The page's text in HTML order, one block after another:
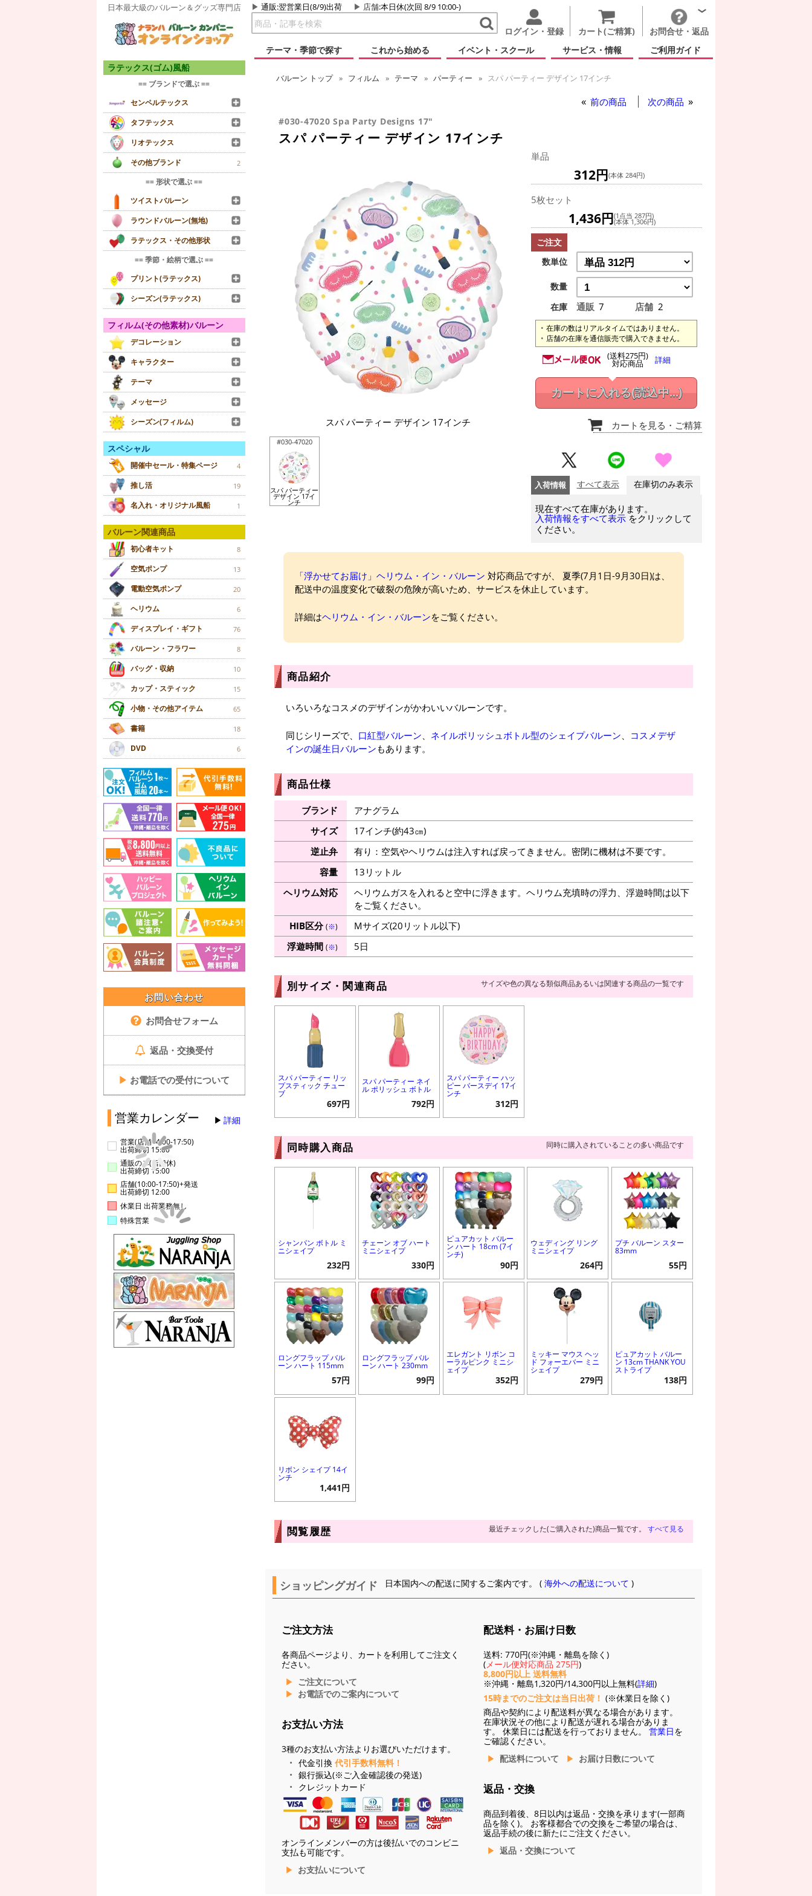
日本最大級のバルーン＆グッズ専門店 通販:翌営業日(8/9)出荷 店舗:本日休(次回 8/9 10:00-)
ログイン・登録 カート(ご精算)
お問合せ・返品
テーマ・季節で探す
これから始める イベント・スクール サービス・情報 ご利用ガイド
ラテックス(ゴム)風船
== ブランドで選ぶ ==
センペルテックス
タフテックス
リオテックス
その他ブランド
2
== 形状で選ぶ ==
ツイストバルーン
ラウンドバルーン(無地)
ラテックス・その他形状
== 季節・絵柄で選ぶ ==
プリント(ラテックス)
シーズン(ラテックス)
フィルム(その他素材)バルーン
デコレーション
キャラクター
テーマ
メッセージ
シーズン(フィルム)
スペシャル
開催中セール・特集ページ 4
推し活 19
名入れ・オリジナル風船 1
バルーン関連商品
初心者キット 8
空気ポンプ 13
電動空気ポンプ 20
ヘリウム 6
ディスプレイ・ギフト 76
バルーン・フラワー 8
バッグ・収納 10
カップ・スティック 15
小物・その他アイテム 65
書籍 18
DVD 6
お問い合わせ
お問合せフォーム
返品・交換受付
▶ お電話での受付について
営業カレンダー 詳細
営業(店舗14:00-17:50)
出荷締切 15:00
通販のみ(店舗休)
出荷締切 15:00
店舗(10:00-17:50)+発送
出荷締切 12:00
休業日 出荷業務無し
特殊営業
バルーン トップ フィルム テーマ パーティー スパ パーティー デザイン 17インチ
前の商品 次の商品
#030-47020 Spa Party Designs 17"
スパ パーティー デザイン 17インチ
スパ パーティー デザイン 17インチ
#030-47020
スパ パーティー
デザイン 17イ
ンチ
単品
312円(本体 284円)
5枚セット
1,436円(1点当 287円)
(本体 1,306円)
ご注文
数単位
数量
在庫
通販 7 店舗 2
在庫の数はリアルタイムではありません。
店舗の在庫を通信販売で購入できません。
(送料275円)
対応商品 詳細
カートに入れる(読込中...)
カートを見る ・ご精算
入荷情報 すべて表示 在庫切のみ表示
現在すべて在庫があります。
入荷情報をすべて表示 をクリックして
ください。
「浮かせてお届け」ヘリウム・イン・バルーン 対応商品ですが、 夏季(7月1日-9月30日)は、
配送中の温度変化で破裂の危険が高いため、サービスを休止しています。
詳細はヘリウム・イン・バルーンをご覧ください。
商品紹介
いろいろなコスメのデザインがかわいいバルーンです。
同じシリーズで、 口紅型バルーン ネイルポリッシュボトル型のシェイプバルーン
コスメデザ
インの誕生日バルーンもあります。
商品仕様
ブランド
アナグラム
サイズ
17インチ(約43㎝)
逆止弁
有り：空気やヘリウムは注入すれば戻ってきません。密閉に機材は不要です。
容量
13リットル
ヘリウム対応
ヘリウムガスを入れると空中に浮きます。ヘリウム充填時の浮力、浮遊時間は以下
をご覧ください。
HIB区分(※)
Mサイズ(20リットル以下)
浮遊時間 (※) 5日
別サイズ・関連商品 サイズや色の異なる類似商品あるいは関連する商品の一覧です
スパ パーティー リッ
プスティック チュー
ブ
697円
スパ パーティー ネイ
ル ポリッシュ ボトル
792円
スパ パーティー ハッ
ピー バースデイ 17イ
ンチ
312円
同時購入商品 同時に購入されていることの多い商品です
シャンパン ボトル ミ
ニシェイプ
232円
チェーン オブ ハート
ミニシェイプ
330円
ピュアカット バルー
ン ハート 18cm (7イ
ンチ)
90円
ウェディング リング
ミニシェイプ
264円
プチ バルーン スター
83mm
55円
ロングフラップ バル
ーン ハート 115mm
57円
ロングフラップ バル
ーン ハート 230mm
99円
エレガント リボン コ
ーラルピンク ミニシ
ェイプ
352円
ミッキー マウス ヘッ
ド フォーエバー ミニ
シェイプ
279円
ピュアカット バルー
ン 13cm THANK YOU
ストライプ
138円
リボン シェイプ 14イ
ンチ
1,441円
閲覧履歴 最近チェックした(ご購入された)商品一覧です。 すべて見る
ショッピングガイド 日本国内への配送に関するご案内です。 (海外への配送について )
ご注文方法
各商品ページより、カートを利用してご注文く
ださい。
ご注文について
お電話でのご案内について
お支払い方法
3種のお支払い方法よりお選びいただけます。
代金引換 代引手数料無料！
銀行振込(※ご入金確認後の発送)
クレジットカード
オンラインメンバーの方は後払いでのコンビニ
支払も可能です。
お支払いについて
配送料・お届け日数
送料: 770円(※沖縄・離島を除く)
(メール便対応商品 275円)
8,800円以上 送料無料
※沖縄・離島1,320円/14,300円以上無料(詳細)
15時までのご注文は当日出荷！ (※休業日を除く)
商品や契約により配送料が異なる場合があります。
在庫状況その他により配送が遅れる場合がありま
す。 休業日には配送を行っておりません。 営業日を
ご確認ください。
配送料について
お届け日数について
返品・交換
商品到着後、8日以内は返品・交換を承ります(一部商
品を除く)。 お客様都合での交換をご希望の場合は、
返品手続の後に新たにご注文ください。
返品・交換について